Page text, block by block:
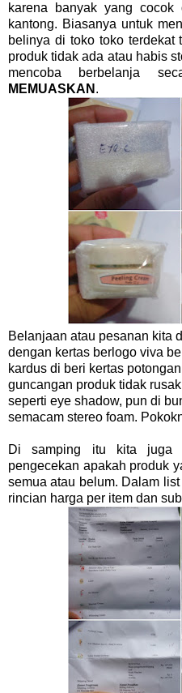
karena banyak yang cocok
kantong. Biasanya untuk
belinya di toko toko terdekat
produk tidak ada atau habis
mencoba berbelanja
MEMUASKAN .
Belanjaan atau pesanan kita
dengan kertas berlogo viva
kardus di beri kertas
guncangan produk tidak
seperti eye shadow, pun di
semacam stereo foam.
Di samping itu kita juga
pengecekan apakah produk
semua atau belum. Dalam
rincian harga per item dan